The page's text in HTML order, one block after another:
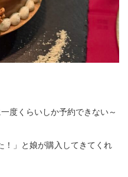
度くらいしか予約できない～
！」と娘が購入してきてくれ